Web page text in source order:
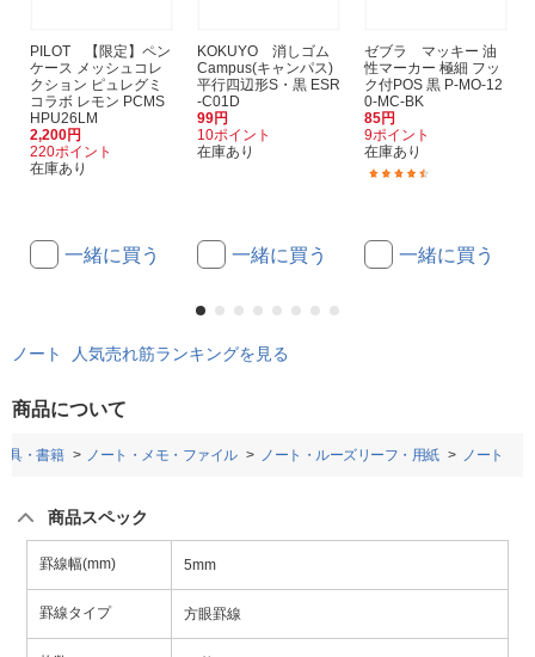
PILOT 【限定】ペン
ケース メッシュコレ
クション ピュレグミ
コラボ レモン PCMS
HPU26LM
2,200円
220ポイント
在庫あり
一緒に買う
KOKUYO 消しゴム
Campus(キャンパス)
平行四辺形S・黒 ESR
-C01D
99円
10ポイント
在庫あり
一緒に買う
ゼブラ マッキー 油
性マーカー 極細 フッ
ク付POS 黒 P-MO-12
0-MC-BK
85円
9ポイント
在庫あり
一緒に買う
ノート 人気売れ筋ランキングを見る
商品について
具・書籍 ノート・メモ・ファイル ノート・ルーズリーフ・用紙 ノート
商品スペック
罫線幅(mm) 5mm
罫線タイプ 方眼罫線